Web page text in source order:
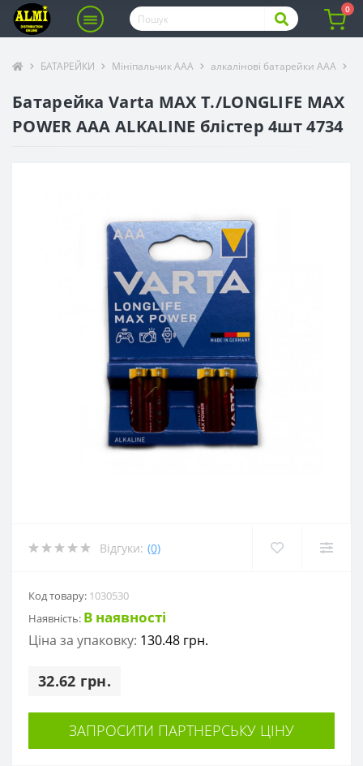
0
БАТАРЕЙКИ Мініпальчик ААА алкалінові батарейки ААА
Батарейка Varta MAX T./LONGLIFE MAX
POWER AAA ALKALINE блістер 4шт 4734
Відгуки: (0)
Код товару: 1030530
Наявність: В наявності
Ціна за упаковку: 130.48 грн.
32.62 грн.
ЗАПРОСИТИ ПАРТНЕРСЬКУ ЦІНУ